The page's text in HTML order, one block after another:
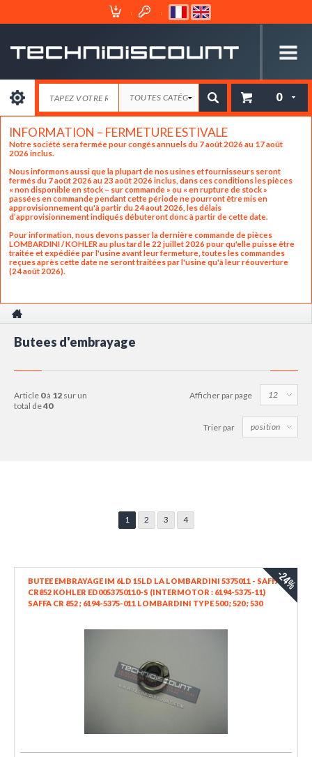
Mon
Espace
0
INFORMATION – FERMETURE ESTIVALE
Notre société sera fermée pour congés annuels du 7 août 2026 au 17 août
2026 inclus.
Nous informons aussi que la plupart de nos usines et fournisseurs seront
fermés du 7 août 2026 au 23 août 2026 inclus, dans ces conditions les pièces
« non disponible en stock – sur commande » ou « en rupture de stock »
passées en commande pendant cette période ne pourront être mis en
approvisionnement qu'à partir du 24 aout 2026, les délais
d’approvisionnement indiqués débuteront donc à partir de cette date.
Pour information, nous devons passer la dernière commande de pièces
LOMBARDINI / KOHLER au plus tard le 22 juillet 2026 pour qu'elle puisse être
traitée et expédiée par l'usine avant leur fermeture, toutes les commandes
reçues après cette date ne seront traitées par l'usine qu'à leur réouverture
(24 août 2026).
Butees d'embrayage
article 0à 12 sur un
total de40
Afficher par page
Trier par
1 2 3 4
BUTEE EMBRAYAGE IM 6LD 15LD LA LOMBARDINI 5375011 - SAFFA
CR852 KOHLER ED0053750110-S (INTERMOTOR : 6194-5375-11)
SAFFA CR 852 ; 6194-5375-011 LOMBARDINI TYPE 500 ; 520 ; 530
-24%